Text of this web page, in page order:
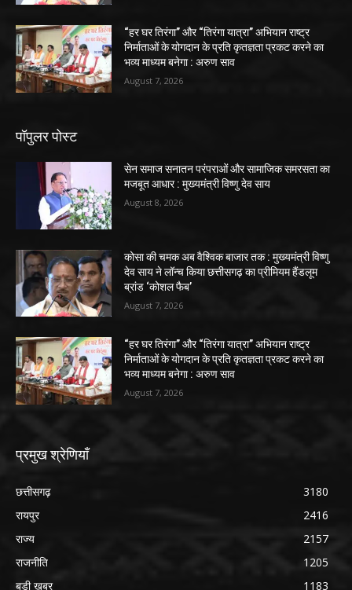
“हर घर तिरंगा” और “तिरंगा यात्रा” अभियान राष्ट्र
निर्माताओं के योगदान के प्रति कृतज्ञता प्रकट करने का
भव्य माध्यम बनेगा : अरुण साव
August 7, 2026
पॉपुलर पोस्ट
सेन समाज सनातन परंपराओं और सामाजिक समरसता का
मजबूत आधार : मुख्यमंत्री विष्णु देव साय
August 8, 2026
कोसा की चमक अब वैश्विक बाजार तक : मुख्यमंत्री विष्णु
देव साय ने लॉन्च किया छत्तीसगढ़ का प्रीमियम हैंडलूम
ब्रांड ‘कोशल फैब’
August 7, 2026
“हर घर तिरंगा” और “तिरंगा यात्रा” अभियान राष्ट्र
निर्माताओं के योगदान के प्रति कृतज्ञता प्रकट करने का
भव्य माध्यम बनेगा : अरुण साव
August 7, 2026
प्रमुख श्रेणियाँ
छत्तीसगढ़
3180
रायपुर
2416
राज्य
2157
राजनीति
1205
बड़ी खबर
1183